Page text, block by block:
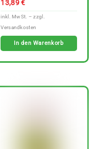
13,89€
In den Warenkorb